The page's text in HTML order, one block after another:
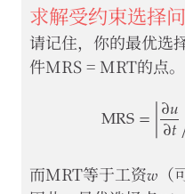
求解受约束选择
请记住，你的最优选
件MRS = MRT的点
MRS=|∂𝑢
∂𝑡
MRS ∂u
而MRT等于工资𝑤 t∗